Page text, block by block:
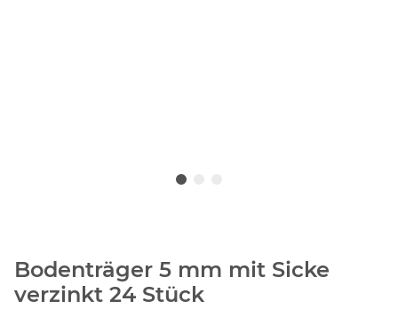
Bodenträger 5 mm mit Sicke
verzinkt 24 Stück